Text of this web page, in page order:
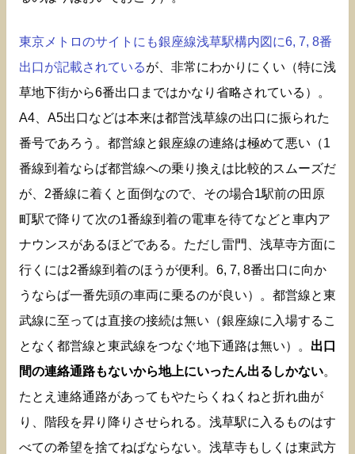
東京メトロのサイトにも銀座線浅草駅構内図に6, 7, 8番
出口が記載されているが、非常にわかりにくい（特に浅
草地下街から6番出口まではかなり省略されている）。
A4、A5出口などは本来は都営浅草線の出口に振られた
番号であろう。都営線と銀座線の連絡は極めて悪い（1
番線到着ならば都営線への乗り換えは比較的スムーズだ
が、2番線に着くと面倒なので、その場合1駅前の田原
町駅で降りて次の1番線到着の電車を待てなどと車内ア
ナウンスがあるほどである。ただし雷門、浅草寺方面に
行くには2番線到着のほうが便利。6, 7, 8番出口に向か
うならば一番先頭の車両に乗るのが良い）。都営線と東
武線に至っては直接の接続は無い（銀座線に入場するこ
となく都営線と東武線をつなぐ地下通路は無い）。 出口
間の連絡通路もないから地上にいったん出るしかない。
たとえ連絡通路があってもやたらくねくねと折れ曲が
り、階段を昇り降りさせられる。浅草駅に入るものはす
べての希望を捨てねばならない。浅草寺もしくは東武方